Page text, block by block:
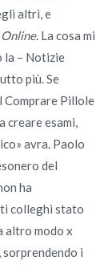
altri, e
. La cosa mi
la – Notizie
più. Se
Comprare Pillole
creare esami,
avra. Paolo
del
ha
colleghi stato
altro modo x
i